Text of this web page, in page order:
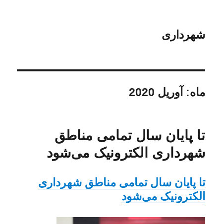
شهرداری
ماه: آوریل 2020
تا پایان سال تمامی مناطق
شهرداری الکترونیک می‌شود
تا پایان سال تمامی مناطق شهرداری
الکترونیک می‌شود